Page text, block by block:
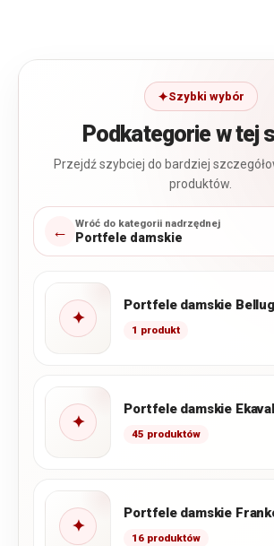
Szybki wybór
Podkategorie w tej
Przejdź szybciej do bardziej
produktów.
← Wróć do kategorii nadrzędnej
Portfele damskie
✦
Portfele damskie
1 produkt
✦
Portfele damskie
45 produktów
✦
Portfele damskie
16 produktów